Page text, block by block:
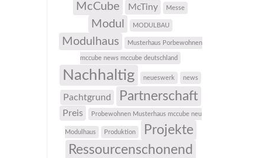
McCube McTiny Messe
Modul MODULBAU
Modulhaus Musterhaus Porbewohnen
mccube news mccube deutschland
Nachhaltig neueswerk news
Pachtgrund Partnerschaft
Preis Probewohnen Musterhaus mccube neu
Modulhaus Produktion
Projekte
Ressourcenschonend